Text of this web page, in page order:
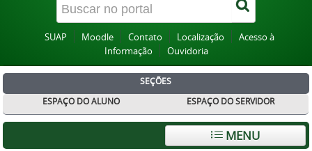
SUAP Moodle Contato Localização
Acesso à
Informação
Ouvidoria
SEÇÕES
ESPAÇO DO ALUNO
ESPAÇO DO SERVIDOR
MENU